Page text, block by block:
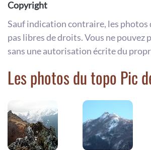
Copyright
Sauf indication contraire, les photos
pas libres de droits. Vous ne pouvez
sans une autorisation écrite du
Les photos du topo Pic